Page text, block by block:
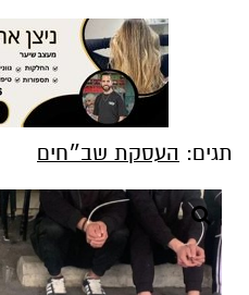
תגים: העסקת שב״חים